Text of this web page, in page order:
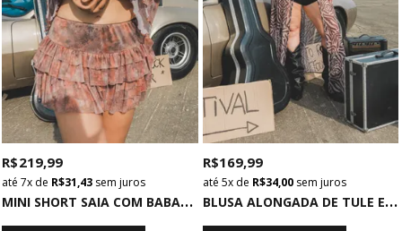
M
INI SHORT SAIA COM BABADOS DE TULE ESTAMPADO
R$ 219,99
7x de R$ 31,43 sem juros
B
LUSA ALONGADA DE TULE ESTAMPADO
R$ 169,99
5xde R$ 34,00sem juros